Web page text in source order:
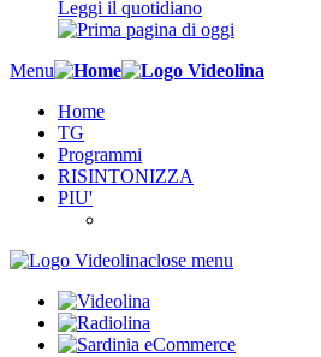
Leggi il quotidiano
Menu
Home
TG
Programmi
RISINTONIZZA
PIU'
close menu